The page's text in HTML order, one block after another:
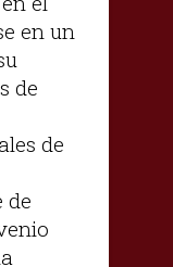
en un
de
de
de